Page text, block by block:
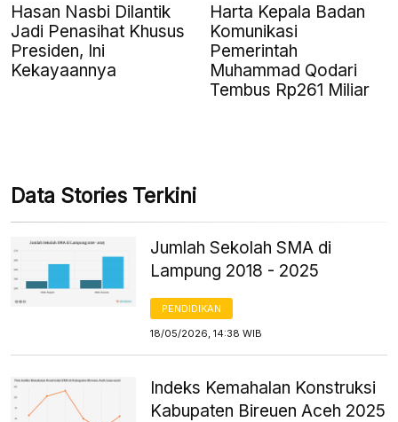
Hasan Nasbi Dilantik
Jadi Penasihat Khusus
Presiden, Ini
Kekayaannya
Harta Kepala Badan
Komunikasi
Pemerintah
Muhammad Qodari
Tembus Rp261 Miliar
Data Stories Terkini
Jumlah Sekolah SMA di
Lampung 2018 - 2025
PENDIDIKAN
18/05/2026, 14:38 WIB
Indeks Kemahalan Konstruksi
Kabupaten Bireuen Aceh 2025